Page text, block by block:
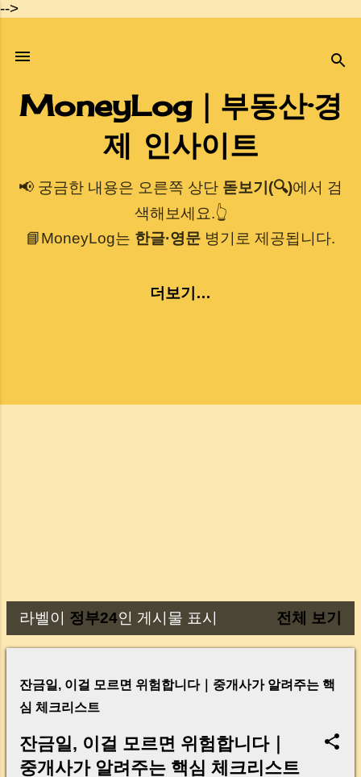
-->
기본 콘텐츠로 건너뛰기
MoneyLog｜부동산·경
제 인사이트
📢 궁금한 내용은 오른쪽 상단 돋보기(🔍)에서 검
색해보세요.👆
📘MoneyLog는 한글·영문 병기로 제공됩니다.
더보기…
글
라벨이 정부24인 게시물 표시 전체 보기
잔금일, 이걸 모르면 위험합니다｜중개사가 알려주는 핵
심 체크리스트
잔금일, 이걸 모르면 위험합니다｜
중개사가 알려주는 핵심 체크리스트